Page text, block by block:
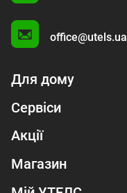
office@utels.ua
Для дому
Сервіси
Акції
Магазин